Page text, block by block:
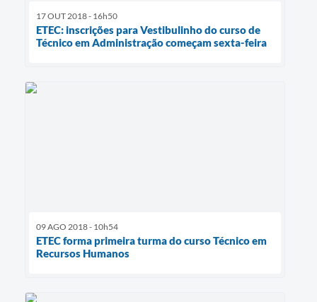
17 OUT 2018 - 16h50
ETEC: inscrições para Vestibulinho do curso de
Técnico em Administração começam sexta-feira
09 AGO 2018 - 10h54
ETEC forma primeira turma do curso Técnico em
Recursos Humanos